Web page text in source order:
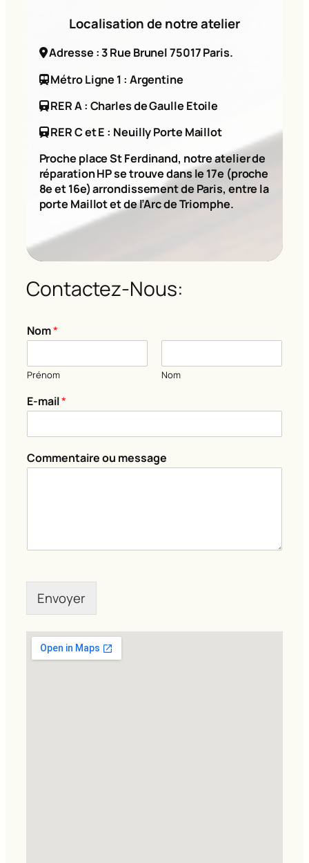
Localisation de notre atelier
Adresse : 3 Rue Brunel 75017 Paris.
Métro Ligne 1 : Argentine
RER A : Charles de Gaulle Etoile
RER C et E : Neuilly Porte Maillot
Proche place St Ferdinand, notre atelier de
réparation HP se trouve dans le 17e (proche
8e et 16e) arrondissement de Paris, entre la
porte Maillot et de l’Arc de Triomphe.
Contactez-Nous:
Nom*
Prénom Nom
o
u
*
E-mail*
Commentaire ou message
Envoyer